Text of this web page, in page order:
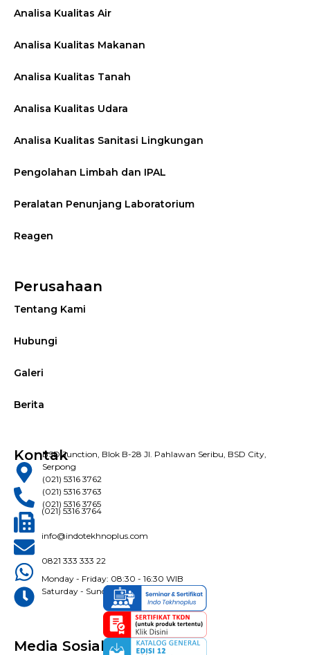
Analisa Kualitas Air
Analisa Kualitas Makanan
Analisa Kualitas Tanah
Analisa Kualitas Udara
Analisa Kualitas Sanitasi Lingkungan
Pengolahan Limbah dan IPAL
Peralatan Penunjang Laboratorium
Reagen
Perusahaan
Tentang Kami
Hubungi
Galeri
Berita
KontakBSD Junction, Blok B-28 Jl. Pahlawan Seribu, BSD City,
Serpong
(021) 5316 3762
(021) 5316 3763
(021) 5316 3765
(021) 5316 3764
info@indotekhnoplus.com
0821 333 333 22
Monday - Friday: 08:30 - 16:30 WIB
Saturday - Sunday: Closed
Media Sosial